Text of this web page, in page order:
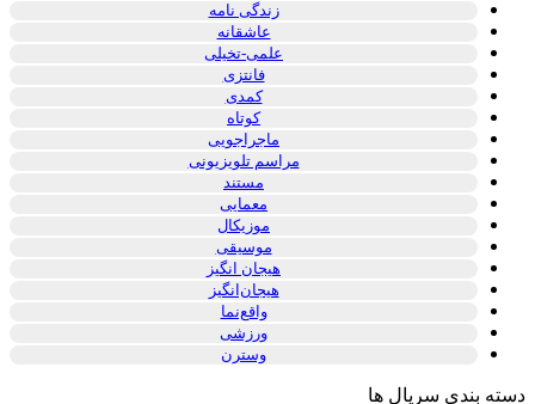
زندگی نامه
عاشقانه
علمی-تخیلی
فانتزی
کمدی
کوتاه
ماجراجویی
مراسم تلویزیونی
مستند
معمایی
موزیکال
موسیقی
هیجان انگیز
هیجان‌انگیز
واقع‌نما
ورزشی
وسترن
دسته بندی سریال ها